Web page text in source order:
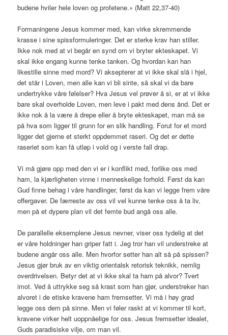
budene hviler hele loven og profetene.» (Matt 22,37-40)
Formaningene Jesus kommer med, kan virke skremmende
krasse i sine spissformuleringer. Det er sterke krav han stiller.
Ikke nok med at vi begår en synd om vi bryter ekteskapet. Vi
skal ikke engang kunne tenke tanken. Og hvordan kan han
likestille sinne med mord? Vi aksepterer at vi ikke skal slå i hjel,
det står i Loven, men alle kan vi bli sinte, så skal vi da bare
undertrykke våre følelser? Hva Jesus vel prøver å si, er at vi ikke
bare skal overholde Loven, men leve i pakt med dens ånd. Det er
ikke nok å la være å drepe eller å bryte ekteskapet, man må se
på hva som ligger til grunn for en slik handling. Forut for et mord
ligger det gjerne et sterkt oppdemmet raseri. Og det er dette
raseriet som kan få utløp i vold og i verste fall drap.
Vi må gjøre opp med den vi er i konflikt med, forlike oss med
ham, la kjærligheten vinne i menneskelige forhold. Først da kan
Gud finne behag i våre handlinger, først da kan vi legge frem våre
offergaver. De færreste av oss vil vel kunne tenke oss å ta liv,
men på et dypere plan vil det femte bud angå oss alle.
De parallelle eksemplene Jesus nevner, viser oss tydelig at det
er våre holdninger han griper fatt i. Jeg tror han vil understreke at
budene angår oss alle. Men hvorfor setter han alt så på spissen?
Jesus gjør bruk av en viktig orientalsk retorisk teknikk, nemlig
overdrivelsen. Betyr det at vi ikke skal ta ham på alvor? Tvert
imot. Ved å uttrykke seg så krast som han gjør, understreker han
alvoret i de etiske kravene ham fremsetter. Vi må i høy grad
legge oss dem på sinne. Men vi føler raskt at vi kommer til kort,
kravene virker helt uoppnåelige for oss. Jesus fremsetter idealet,
Guds paradisiske vilje, om man vil.